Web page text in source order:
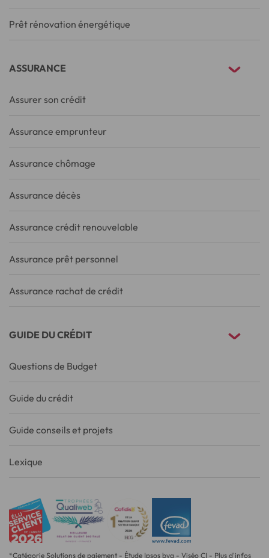
Prêt rénovation énergétique
ASSURANCE
Assurer son crédit
Assurance emprunteur
Assurance chômage
Assurance décès
Assurance crédit renouvelable
Assurance prêt personnel
Assurance rachat de crédit
GUIDE DU CRÉDIT
Questions de Budget
Guide du crédit
Guide conseils et projets
Lexique
*Catégorie Solutions de paiement - Étude Ipsos bva - Viséo CI - Plus d'infos